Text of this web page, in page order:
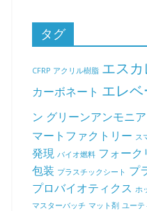
タグ
CFRP アクリル樹脂 エス
カーボネート エレ
ン グリーンアンモニア
マートファクトリー ス
発現 バイオ燃料 フォーク
包装 プラスチックシート プ
プロバイオティクス ホ
マスターバッチ マット剤 ユーテ